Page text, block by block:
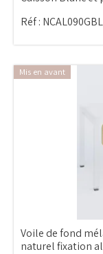
Réf :
Mis en avant
Voile de fond
naturel fixation